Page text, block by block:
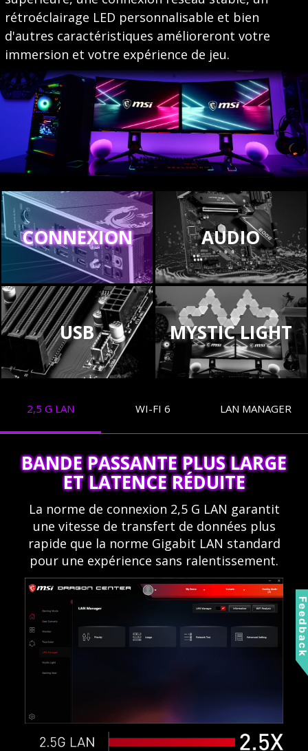
rétroéclairage LED personnalisable et bien
d'autres caractéristiques amélioreront votre
immersion et votre expérience de jeu.
CONNEXION AUDIO
USB MYSTIC LIGHT
2,5 G LAN WI-FI 6 LAN MANAGER
BANDE PASSANTE PLUS LARGE
ET LATENCE RÉDUITE
La norme de connexion 2,5 G LAN garantit
une vitesse de transfert de données plus
rapide que la norme Gigabit LAN standard
pour une expérience sans ralentissement.